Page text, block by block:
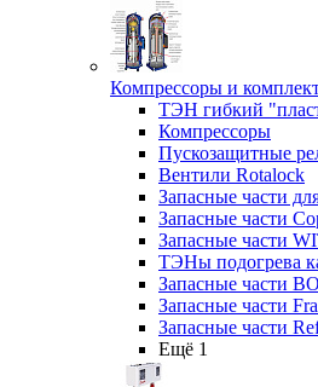
Компрессоры и
ТЭН гибкий
Компрессоры
Пускозащитные
Вентили Rotalock
Запасные части
Запасные части
Запасные части
ТЭНы подогрева
Запасные части
Запасные части
Запасные части
Ещё 1